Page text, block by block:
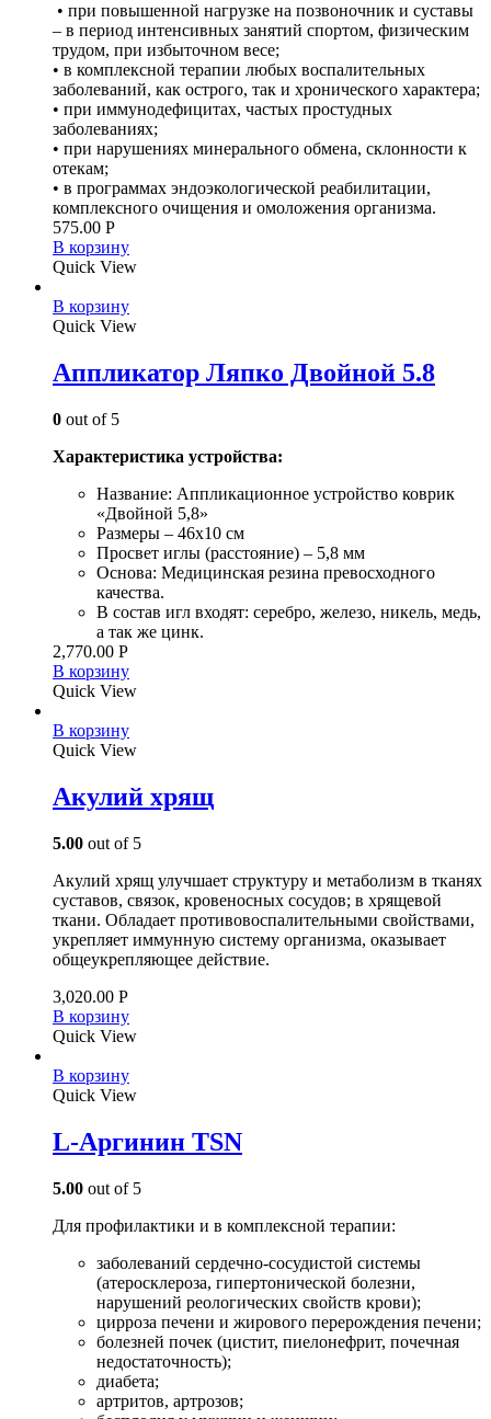
• при повышенной нагрузке на позвоночник и суставы
– в период интенсивных занятий спортом, физическим
трудом, при избыточном весе;
• в комплексной терапии любых воспалительных
заболеваний, как острого, так и хронического характера;
• при иммунодефицитах, частых простудных
заболеваниях;
• при нарушениях минерального обмена, склонности к
отекам;
• в программах эндоэкологической реабилитации,
комплексного очищения и омоложения организма.
575.00 Р
В корзину
Quick View
В корзину
Quick View
Аппликатор Ляпко Двойной 5.8
0 out of 5
Характеристика устройства:
Название: Аппликационное устройство коврик
«Двойной 5,8»
Размеры – 46х10 см
Просвет иглы (расстояние) – 5,8 мм
Основа: Медицинская резина превосходного
качества.
В состав игл входят: серебро, железо, никель, медь,
а так же цинк.
2,770.00 Р
В корзину
Quick View
В корзину
Quick View
Акулий хрящ
5.00 out of 5
Акулий хрящ улучшает структуру и метаболизм в тканях
суставов, связок, кровеносных сосудов; в хрящевой
ткани. Обладает противовоспалительными свойствами,
укрепляет иммунную систему организма, оказывает
общеукрепляющее действие.
3,020.00 Р
В корзину
Quick View
В корзину
Quick View
L-Аргинин TSN
5.00 out of 5
Для профилактики и в комплексной терапии:
заболеваний сердечно-сосудистой системы
(атеросклероза, гипертонической болезни,
нарушений реологических свойств крови);
цирроза печени и жирового перерождения печени;
болезней почек (цистит, пиелонефрит, почечная
недостаточность);
диабета;
артритов, артрозов;